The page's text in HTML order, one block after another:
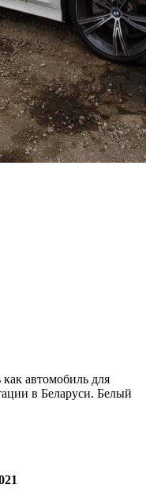
автомобиль для
в Беларуси. Белый